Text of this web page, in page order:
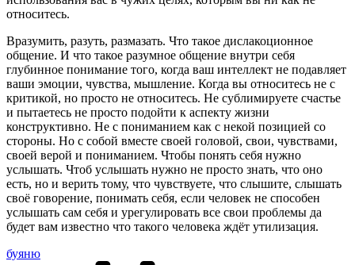
относитесь.
Вразумить, разуть, размазать. Что такое дислакоционное
общение. И что такое разумное общение внутри себя
глубинное понимание того, когда ваш интеллект не подавляет
ваши эмоции, чувства, мышление. Когда вы относитесь не с
критикой, но просто не относитесь. Не сублимируете счастье
и пытаетесь не просто подойти к аспекту жизни
конструктивно. Не с пониманием как с некой позицией со
стороны. Но с собой вместе своей головой, свои, чувствами,
своей верой и пониманием. Чтобы понять себя нужно
услышать. Чтоб услышать нужно не просто знать, что оно
есть, но и верить тому, что чувствуете, что слышите, слышать
своё говорение, понимать себя, если человек не способен
услышать сам себя и урегулировать все свои проблемы да
будет вам известно что такого человека ждёт утилизация.
буяню